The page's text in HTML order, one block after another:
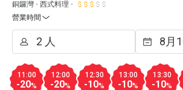
銅鑼灣
西式料理
營業時間
11:00
-20%
12:00
-20%
12:30
-10%
13:00
-10%
13:30
-10%